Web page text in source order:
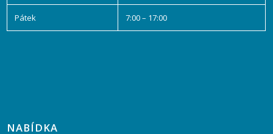
Pátek 7:00 – 17:00
NABÍDKA